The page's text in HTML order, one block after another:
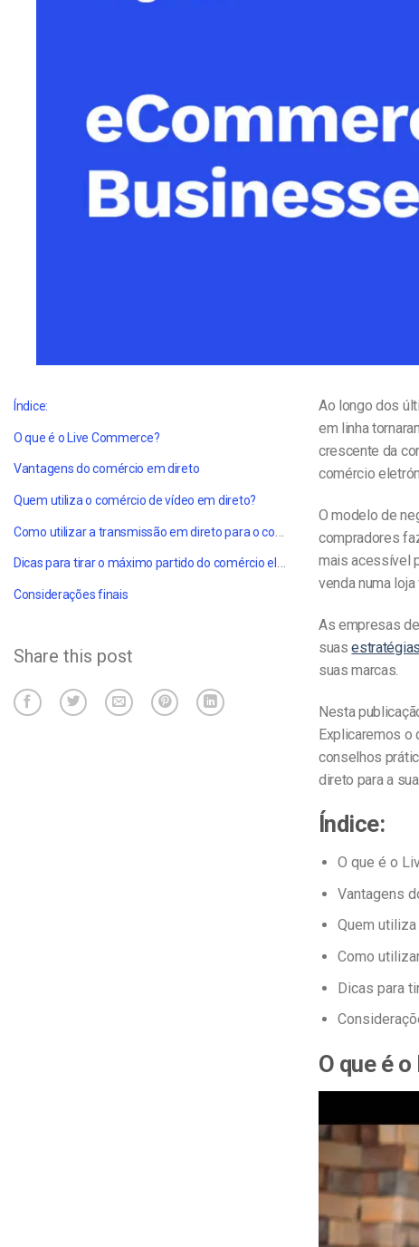
Índice:
O que é o Live Commerce?
Vantagens do comércio em direto
Quem utiliza o comércio de vídeo em direto?
Dicas para tirar o máximo partido do comércio eletrónico em direto
Considerações finais
Share this post
Ao longo dos
em linha
crescente da
comércio
O modelo de
compradores
mais acessível
venda numa
As empresas
suas
suas marcas.
Nesta
Explicaremos o
conselhos
direto para a
Índice:
O que é o
Vantagens
Quem
Como
Dicas para
O que é